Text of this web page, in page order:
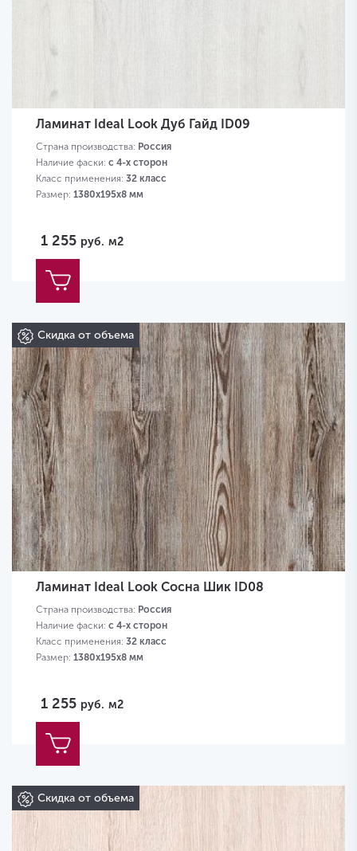
Ламинат Ideal Look Дуб Гайд ID09
Страна производства: Россия
Наличие фаски: с 4-х сторон
Класс применения: 32 класс
Размер: 1380х195х8 мм
1 255 руб. м2
Скидка от объема
Ламинат Ideal Look Сосна Шик ID08
Страна производства: Россия
Наличие фаски: с 4-х сторон
Класс применения: 32 класс
Размер: 1380х195х8 мм
1 255 руб. м2
Скидка от объема